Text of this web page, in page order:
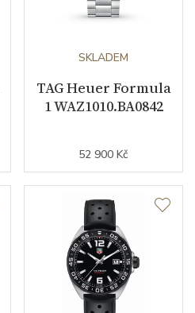
SKLADEM
TAG Heuer Formula
1 WAZ1010.BA0842
52 900 Kč